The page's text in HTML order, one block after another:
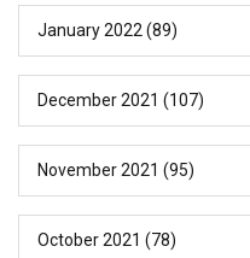
January 2022(89)
December 2021 (107)
November 2021 (95)
October 2021 (78)